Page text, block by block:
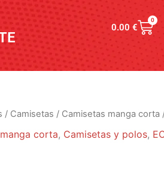
0.00€
0
/ Camisetas / Camisetas manga corta
corta, Camisetas y polos,